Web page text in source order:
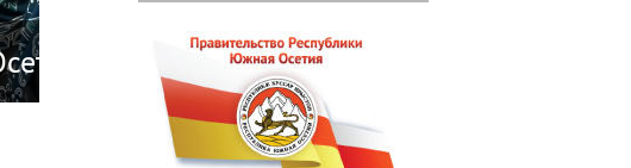
дипломатических отношений с
А.М. Джиоева с представителями
О памятных мероприятиях в связи с 46-